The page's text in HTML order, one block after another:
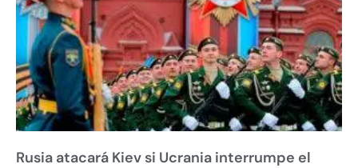
Rusia atacará Kiev si Ucrania interrumpe el